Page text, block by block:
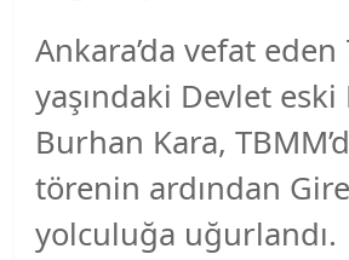
Ankara’da vefat eden
yaşındaki Devlet eski
Burhan Kara,
törenin ardından
yolculuğa uğurlandı.